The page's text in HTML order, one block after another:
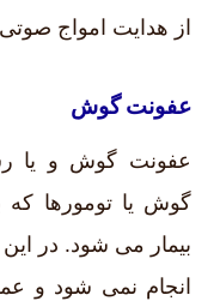
از هدایت امواج
عفونت گوش
عفونت گوش و یا
گوش یا تومورها که
بیمار می شود. در
انجام نمی شود و